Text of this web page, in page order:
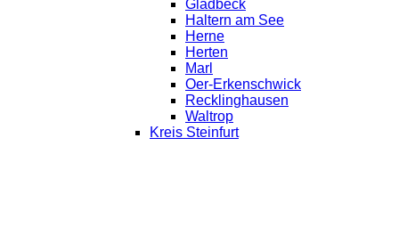
Gladbeck
Haltern am See
Herne
Herten
Marl
Oer-Erkenschwick
Recklinghausen
Waltrop
Kreis Steinfurt